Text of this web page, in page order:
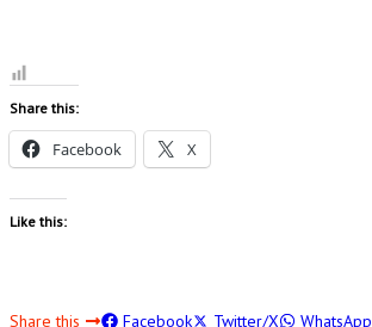
Share this:
Facebook X
Like this:
Share this Facebook Twitter/X WhatsApp